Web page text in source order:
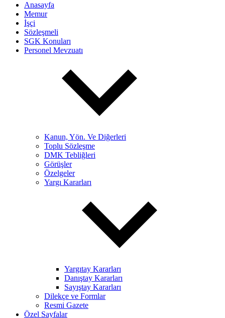
Anasayfa
Memur
İşçi
Sözleşmeli
SGK Konuları
Personel Mevzuatı
Kanun, Yön. Ve Diğerleri
Toplu Sözleşme
DMK Tebliğleri
Görüşler
Özelgeler
Yargı Kararları
Yargıtay Kararları
Danıştay Kararları
Sayıştay Kararları
Dilekçe ve Formlar
Resmi Gazete
Özel Sayfalar